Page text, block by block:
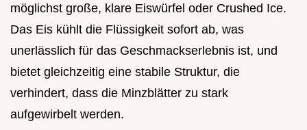
möglichst große, klare Eiswürfel oder Crushed Ice.
Das Eis kühlt die Flüssigkeit sofort ab, was
unerlässlich für das Geschmackserlebnis ist, und
bietet gleichzeitig eine stabile Struktur, die
verhindert, dass die Minzblätter zu stark
aufgewirbelt werden.